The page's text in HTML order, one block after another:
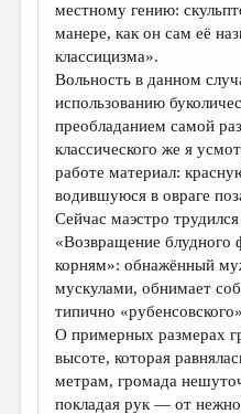
местному гению:
манере, как он сам её
классицизма».
Вольность в данном
использованию
преобладанием самой
классического же я
работе материал:
водившуюся в овраге
Сейчас маэстро
«Возвращение блудного
корням»: обнажённый
мускулами, обнимает
типично
О примерных размерах
высоте, которая
метрам, громада
покладая рук — от